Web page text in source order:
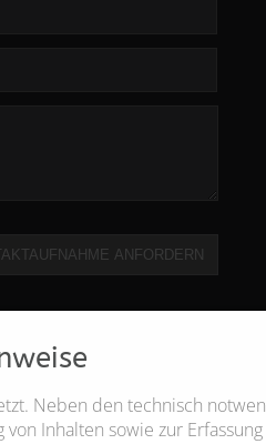
ANFORDERN
Neben den technisch
Inhalten sowie zur